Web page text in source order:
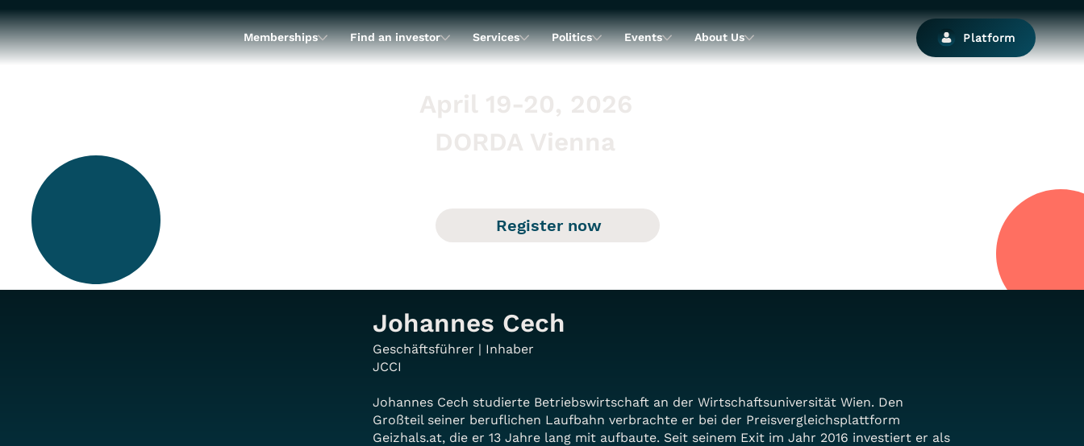
Platform
Memberships Find an investor Services Politics Events About Us
April 19-20, 2026
DORDA Vienna
Register now
Johannes Cech
Geschäftsführer | Inhaber
JCCI
Johannes Cech studierte Betriebswirtschaft an der Wirtschaftsuniversität Wien. Den
Großteil seiner beruflichen Laufbahn verbrachte er bei der Preisvergleichsplattform
Geizhals.at, die er 13 Jahre lang mit aufbaute. Seit seinem Exit im Jahr 2016 investiert er als